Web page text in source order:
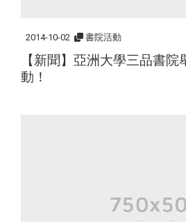
2014-10-02 書院活動
【新聞】亞洲大學三品書
動！